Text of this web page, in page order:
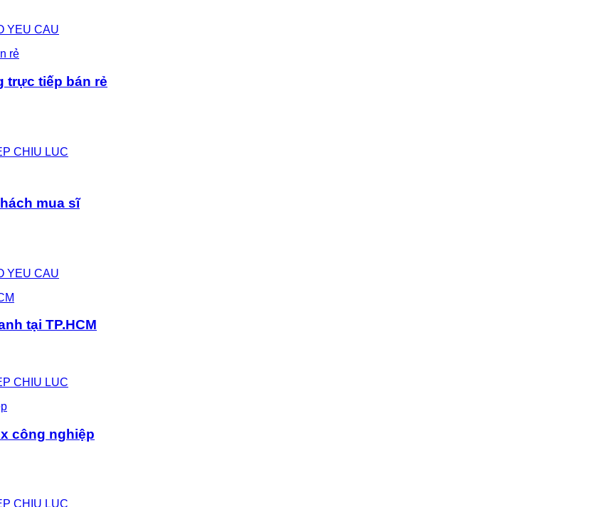
YEU CAU
trực tiếp bán rẻ
CHIU LUC
mua sĩ
YEU CAU
tại TP.HCM
CHIU LUC
công nghiệp
CHIU LUC